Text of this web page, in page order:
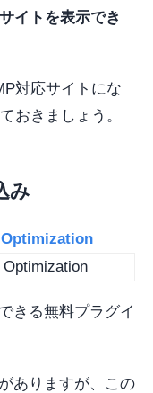
イトを表示でき
対応サイトにな
おきましょう。
み
きる無料プラグイ
ありますが、この